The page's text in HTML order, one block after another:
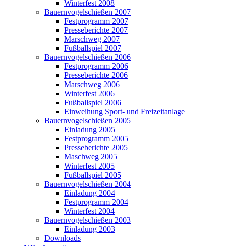
Winterfest 2008
Bauernvogelschießen 2007
Festprogramm 2007
Presseberichte 2007
Marschweg 2007
Fußballspiel 2007
Bauernvogelschießen 2006
Festprogramm 2006
Presseberichte 2006
Marschweg 2006
Winterfest 2006
Fußballspiel 2006
Einweihung Sport- und Freizeitanlage
Bauernvogelschießen 2005
Einladung 2005
Festprogramm 2005
Presseberichte 2005
Maschweg 2005
Winterfest 2005
Fußballspiel 2005
Bauernvogelschießen 2004
Einladung 2004
Festprogramm 2004
Winterfest 2004
Bauernvogelschießen 2003
Einladung 2003
Downloads